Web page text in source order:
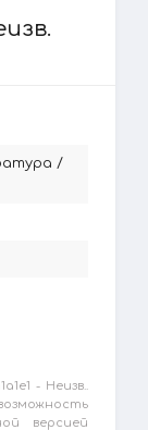
/
- Неизв..
версией